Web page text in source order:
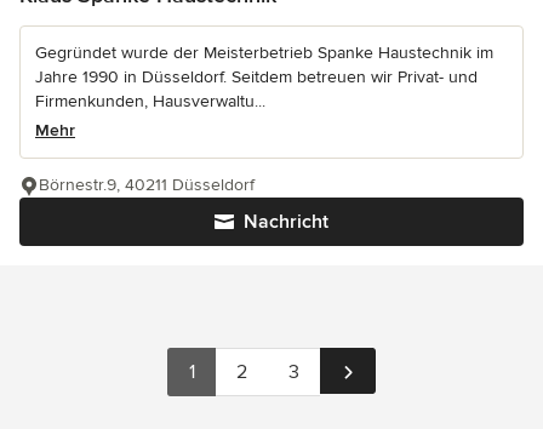
Gegründet wurde der Meisterbetrieb Spanke Haustechnik im
Jahre 1990 in Düsseldorf. Seitdem betreuen wir Privat- und
Firmenkunden, Hausverwaltu...
Mehr
Nachricht
Börnestr.9, 40211 Düsseldorf
1 2 3